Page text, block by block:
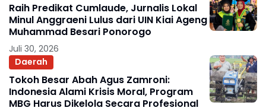
Raih Predikat Cumlaude, Jurnalis Lokal
Minul Anggraeni Lulus dari UIN Kiai Ageng
Muhammad Besari Ponorogo
Juli 30, 2026
Daerah
Tokoh Besar Abah Agus Zamroni:
Indonesia Alami Krisis Moral, Program
MBG Harus Dikelola Secara Profesional